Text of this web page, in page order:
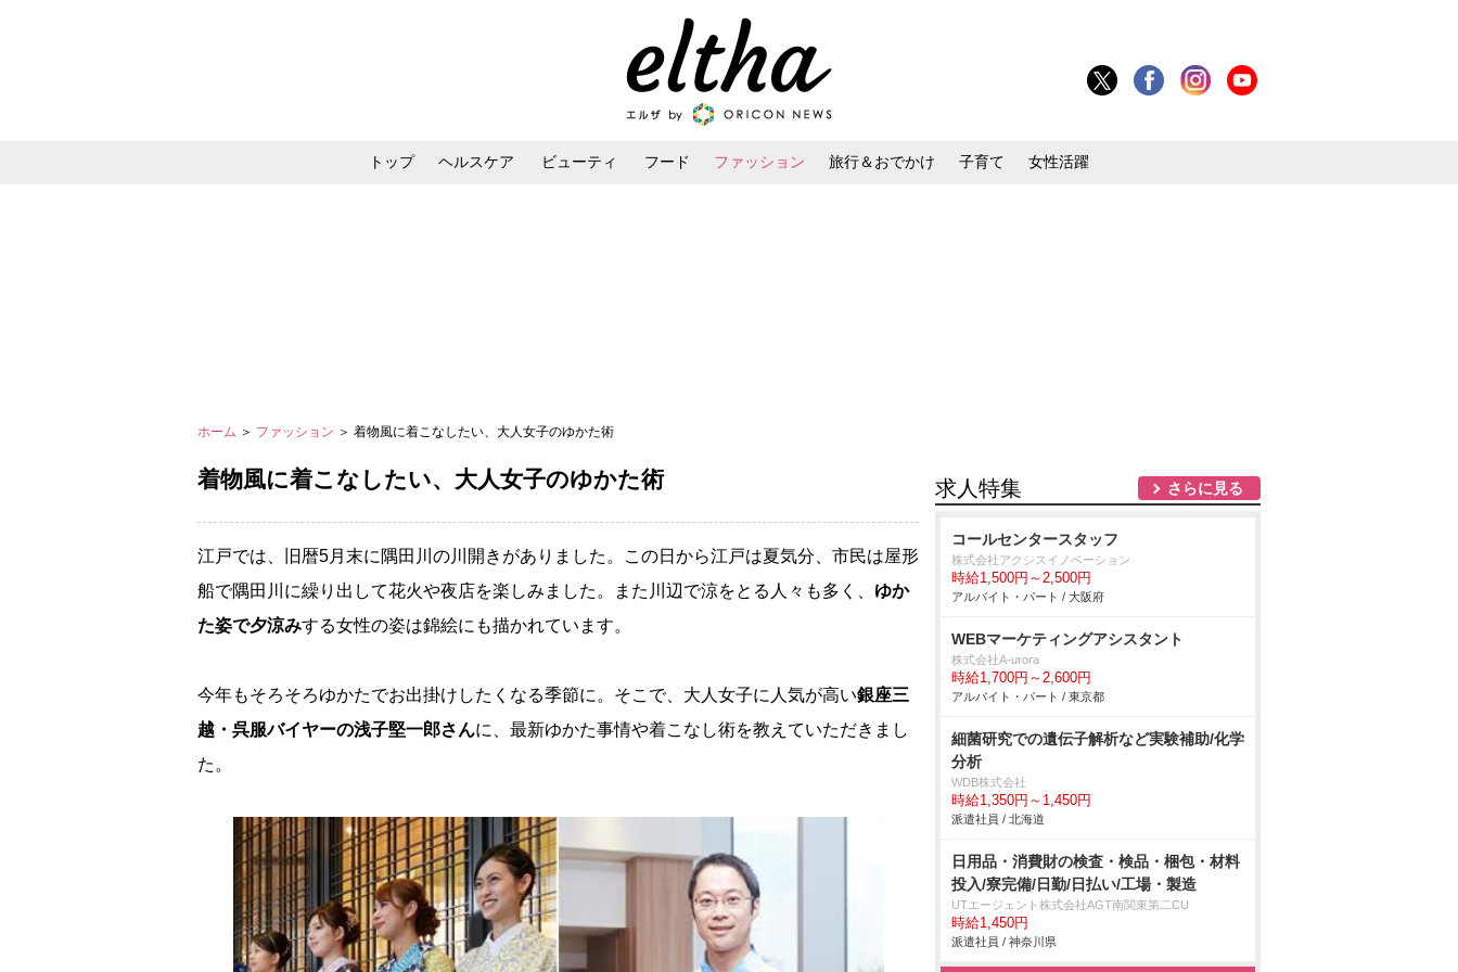
トップ ヘルスケア ビューティ フード ファッション 旅行＆おでかけ 子育て 女性活躍
ホーム ＞ ファッション ＞ 着物風に着こなしたい、大人女子のゆかた術
着物風に着こなしたい、大人女子のゆかた術
江戸では、旧暦5月末に隅田川の川開きがありました。この日から江戸は夏気分、市民は屋形
船で隅田川に繰り出して花火や夜店を楽しみました。また川辺で涼をとる人々も多く、 ゆか
た姿で夕涼みする女性の姿は錦絵にも描かれています。
今年もそろそろゆかたでお出掛けしたくなる季節に。そこで、大人女子に人気が高い銀座三
越・呉服バイヤーの浅子堅一郎さんに、最新ゆかた事情や着こなし術を教えていただきまし
た。
求人特集 さらに見る
コールセンタースタッフ
株式会社アクシスイノベーション
時給1,500円～2,500円
アルバイト・パート / 大阪府
WEBマーケティングアシスタント
株式会社A-urora
時給1,700円～2,600円
アルバイト・パート / 東京都
細菌研究での遺伝子解析など実験補助/化学
分析
WDB株式会社
時給1,350円～1,450円
派遣社員 / 北海道
日用品・消費財の検査・検品・梱包・材料
投入/寮完備/日勤/日払い/工場・製造
UTエージェント株式会社AGT南関東第二CU
時給1,450円
派遣社員 / 神奈川県